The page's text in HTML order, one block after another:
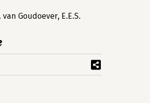
van Goudoever, E.E.S.